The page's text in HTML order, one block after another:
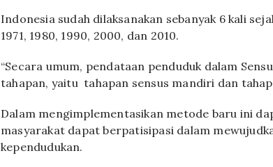
Indonesia sudah dilaksanakan sebanyak 6 kali
1971, 1980, 1990, 2000, dan 2010.
“Secara umum, pendataan penduduk dalam
tahapan, yaitu tahapan sensus mandiri dan
Dalam mengimplementasikan metode baru ini
masyarakat dapat berpatisipasi dalam
kependudukan.